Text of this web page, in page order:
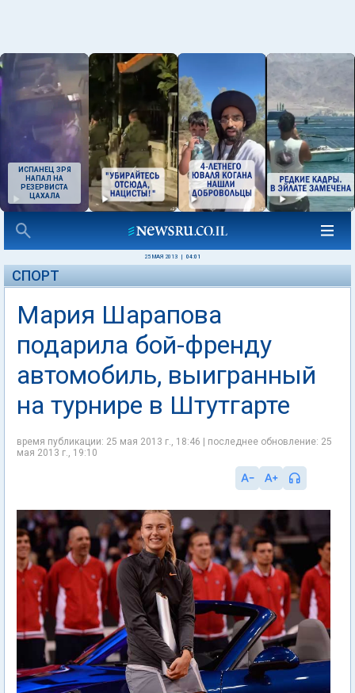
ИСПАНЕЦ ЗРЯ
НАПАЛ НА
РЕЗЕРВИСТА
ЦАХАЛА
25 МАЯ 2013 04:01
СПОРТ
Мария Шарапова
подарила бой-френду
автомобиль, выигранный
на турнире в Штутгарте
время публикации: 25 мая 2013 г., 18:46 | последнее обновление: 25
мая 2013 г., 19:10